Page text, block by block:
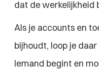
dat de werkelijkheid
Als je accounts en
bijhoudt, loop je
Iemand begint en